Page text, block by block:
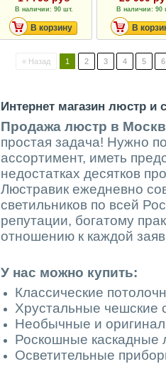
В наличии: 90 шт.
В корзину
В наличии: 90
В
« Назад 1 2 3 4 5 6
Интернет магазин люстр и
Продажа люстр в
простая задача! Нужно
ассортимент, иметь
недостатках десятков
Люстравик ежедневно
светильников по всей
репутации, богатому
отношению к каждой
У нас можно купить:
Классические
Хрустальные чешские
Необычные и
Роскошные каскадные
Осветительные